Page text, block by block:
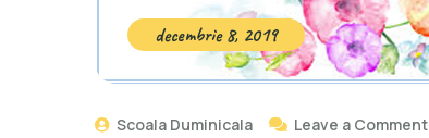
decembrie 8, 2019
Scoala Duminicala Leave a Comment